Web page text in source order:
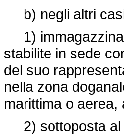
b) negli altri casi
1)
stabilite in sede
del suo
nella zona
marittima o
2) sottoposta al